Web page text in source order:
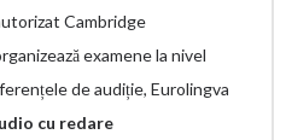
Cambridge
examene la nivel
de audiție, Eurolingva
cu redare